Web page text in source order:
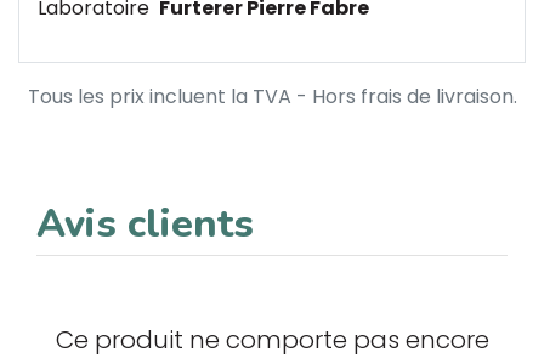
Laboratoire Furterer Pierre Fabre
Tous les prix incluent la TVA - Hors frais de livraison.
Avis clients
Ce produit ne comporte pas encore